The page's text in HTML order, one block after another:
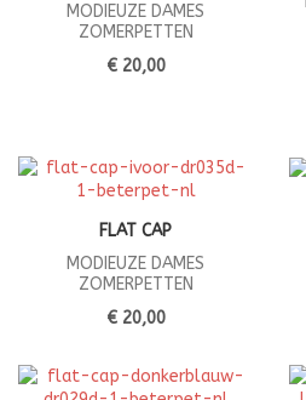
MODIEUZE DAMES
ZOMERPETTEN
€ 20,00
FLAT CAP
MODIEUZE DAMES
ZOMERPETTEN
€ 20,00